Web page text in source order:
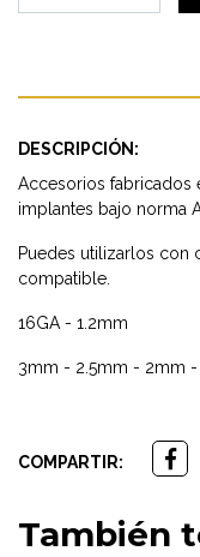
DESCRIPCIÓN:
Accesorios fabricados
implantes bajo norma
Puedes utilizarlos con
compatible.
16GA - 1.2mm
3mm - 2.5mm - 2mm -
COMPARTIR:
También